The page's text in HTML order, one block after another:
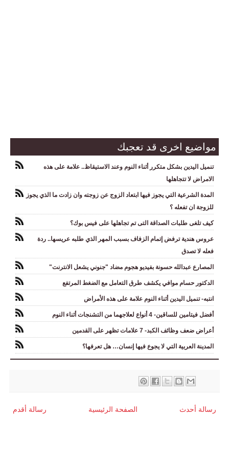
مواضيع اخرى قد تعجبك
تنميل اليدين بشكل متكرر أثناء النوم وعند الاستيقاظ.. علامة على هذه
الامراض لا تتجاهلها
المدة الشرعية التي يجوز فيها ابتعاد الزوج عن زوجته وان زادت ما الذي يجوز
للزوجة ان تفعله ؟
كيف تلغى طلبات الصداقة التى تم تجاهلها على فيس بوك؟
عروس هندية ترفض إتمام الزفاف بسبب المهر الذي طلبه عريسها.. ردة
فعله لا تصدق
المصارع عبدالله حسونة بفيديو هجوم مضاد "جنوني يشعل الانترنت"
الدكتور حسام موافي يكشف طرق التعامل مع الضغط المرتفع
انتبه- تنميل اليدين أثناء النوم علامة على هذه الأمراض
أفضل فيتامين للساقين- 4 أنواع لعلاجهما من التشنجات أثناء النوم
أعراض ضعف وظائف الكبد- 7 علامات تظهر على القدمين
المدينة العربية التي لا يجوع فيها إنسان… هل تعرفها؟
رسالة أحدث رسالة أقدم الصفحة الرئيسية